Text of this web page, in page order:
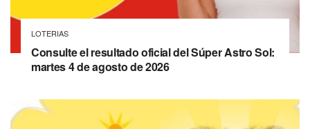
LOTERIAS
Consulte el resultado oficial del Súper Astro Sol:
martes 4 de agosto de 2026